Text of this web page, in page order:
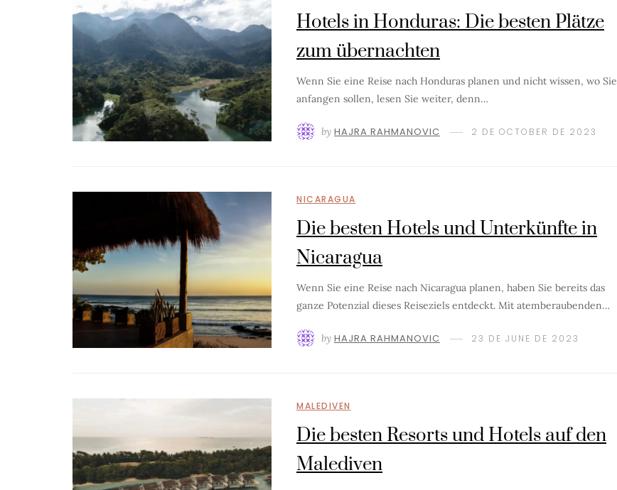
Hotels in Honduras: Die besten Plätze
zum übernachten
Wenn Sie eine Reise nach Honduras planen und nicht wissen, wo Sie
anfangen sollen, lesen Sie weiter, denn…
by HAJRA RAHMANOVIC 2 DE OCTOBER DE 2023
NICARAGUA
Die besten Hotels und Unterkünfte in
Nicaragua
Wenn Sie eine Reise nach Nicaragua planen, haben Sie bereits das
ganze Potenzial dieses Reiseziels entdeckt. Mit atemberaubenden…
by HAJRA RAHMANOVIC 23 DE JUNE DE 2023
MALEDIVEN
Die besten Resorts und Hotels auf den
Malediven